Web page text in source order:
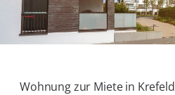
Wohnung zur Miete in